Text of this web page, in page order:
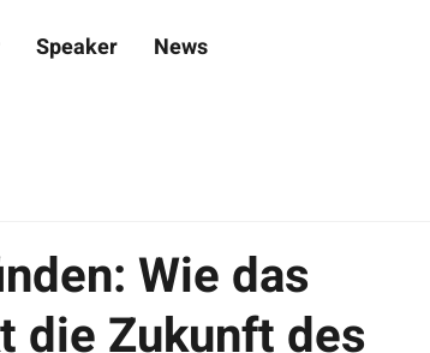
Speaker News
Wie das
die Zukunft des